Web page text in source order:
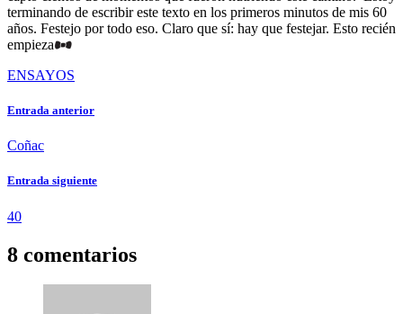
terminando de escribir este texto en los primeros minutos de mis 60
años. Festejo por todo eso. Claro que sí: hay que festejar. Esto recién
empieza
ENSAYOS
Entrada anterior
Coñac
Entrada siguiente
40
8 comentarios